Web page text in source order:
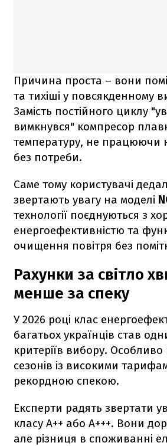
Причина проста – вони
та тихіші у повсякденному
Замість постійного циклу
вимкнувся" компресор
температуру, не працюючи
без потреби.
Саме тому користувачі
звертають увагу на моделі
технології поєднуються з
енергоефективністю та
очищення повітря без
Рахунки за світло
менше за спеку
У 2026 році клас
багатьох українців став
критеріїв вибору. Особливо
сезонів із високими
рекордною спекою.
Експерти радять звертати
класу A++ або A+++. Вони
але різниця в споживанні